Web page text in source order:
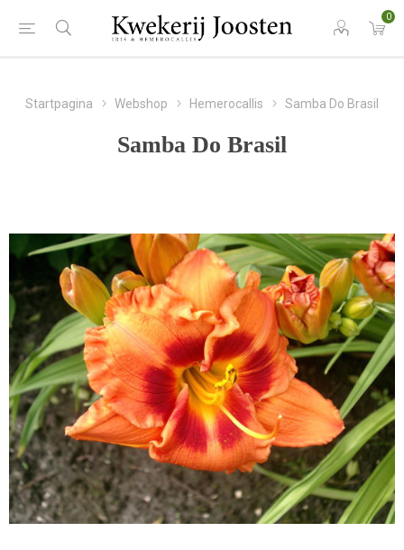
0
Startpagina Webshop Hemerocallis Samba Do Brasil
Samba Do Brasil